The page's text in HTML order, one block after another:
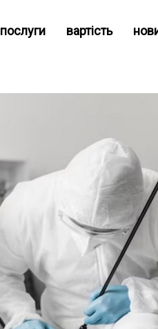
послуги вартість